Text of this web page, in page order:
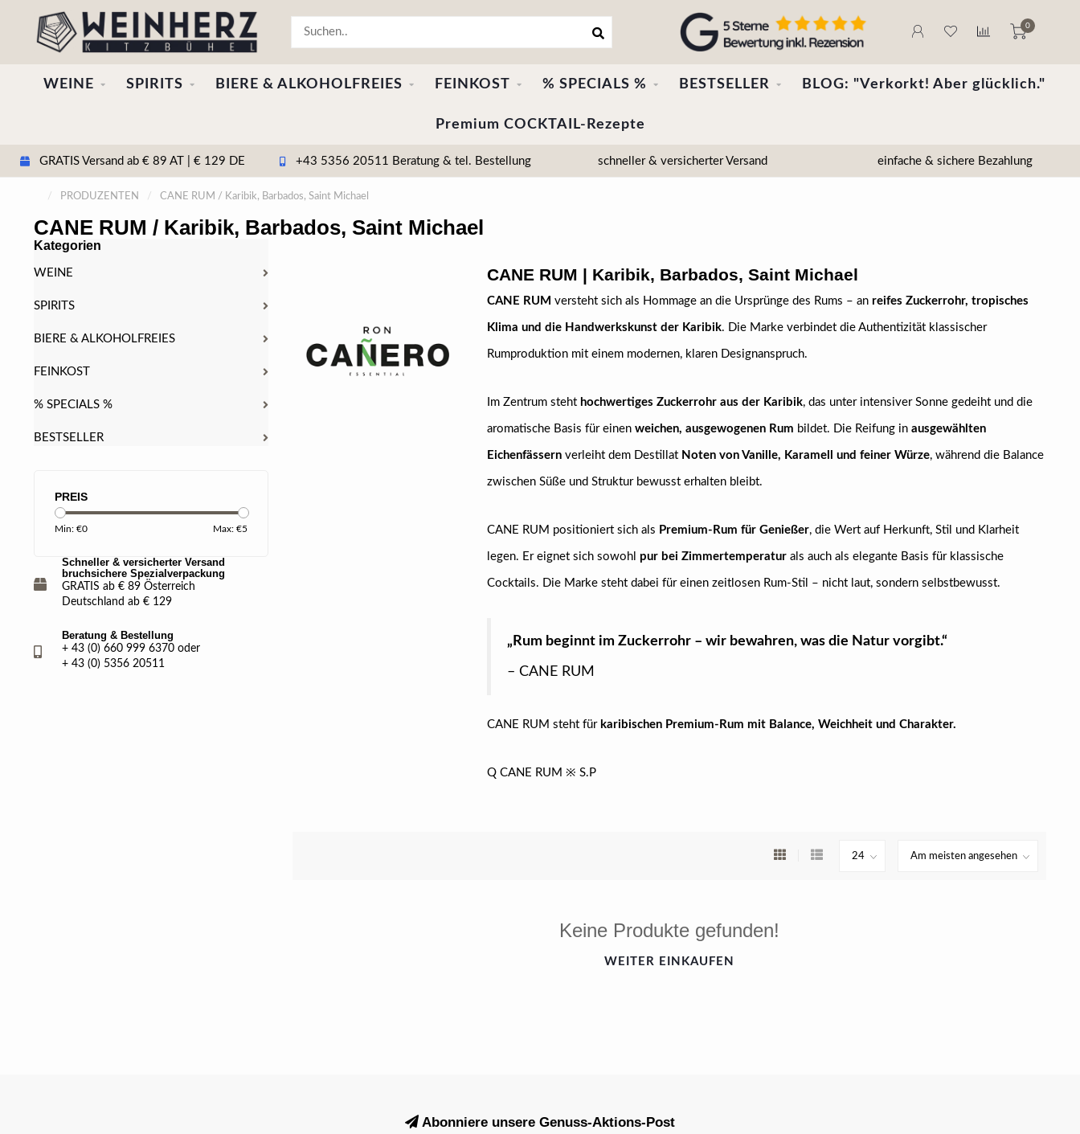
0
WEINE SPIRITS BIERE & ALKOHOLFREIES FEINKOST % SPECIALS % BESTSELLER BLOG: "Verkorkt! Aber glücklich."
Premium COCKTAIL-Rezepte
GRATIS Versand ab € 89 AT | € 129 DE +43 5356 20511 Beratung & tel. Bestellung schneller & versicherter Versand einfache & sichere Bezahlung
/ PRODUZENTEN / CANE RUM / Karibik, Barbados, Saint Michael
CANE RUM / Karibik, Barbados, Saint Michael
PREIS
Min: €0 Max: €5
Kategorien
WEINE
SPIRITS
BIERE & ALKOHOLFREIES
FEINKOST
% SPECIALS %
BESTSELLER
Schneller & versicherter Versand
bruchsichere Spezialverpackung
GRATIS ab € 89 Österreich
Deutschland ab € 129
Beratung & Bestellung
+ 43 (0) 660 999 6370 oder
+ 43 (0) 5356 20511
CANE RUM | Karibik, Barbados, Saint Michael
CANE RUM versteht sich als Hommage an die Ursprünge des Rums – an reifes Zuckerrohr, tropisches
Klima und die Handwerkskunst der Karibik. Die Marke verbindet die Authentizität klassischer
Rumproduktion mit einem modernen, klaren Designanspruch.
Im Zentrum steht hochwertiges Zuckerrohr aus der Karibik, das unter intensiver Sonne gedeiht und die
aromatische Basis für einen weichen, ausgewogenen Rum bildet. Die Reifung in ausgewählten
Eichenfässernverleiht dem Destillat Noten von Vanille, Karamell und feiner Würze, während die Balance
zwischen Süße und Struktur bewusst erhalten bleibt.
CANE RUM positioniert sich als Premium-Rum für Genießer, die Wert auf Herkunft, Stil und Klarheit
legen. Er eignet sich sowohl pur bei Zimmertemperaturals auch als elegante Basis für klassische
Cocktails. Die Marke steht dabei für einen zeitlosen Rum-Stil – nicht laut, sondern selbstbewusst.
„Rum beginnt im Zuckerrohr – wir bewahren, was die Natur vorgibt.“
– CANE RUM
CANE RUM steht für karibischen Premium-Rum mit Balance, Weichheit und Charakter.
Q CANE RUM ※ S.P
Keine Produkte gefunden!
WEITER EINKAUFEN
Abonniere unsere Genuss-Aktions-Post